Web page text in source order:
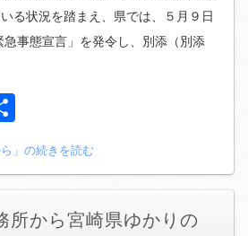
る状況を踏まえ、県では、５月９日
事態宣言」を発令し、別添（別添
有
」の続きを読む
所から宮崎県ゆかりの